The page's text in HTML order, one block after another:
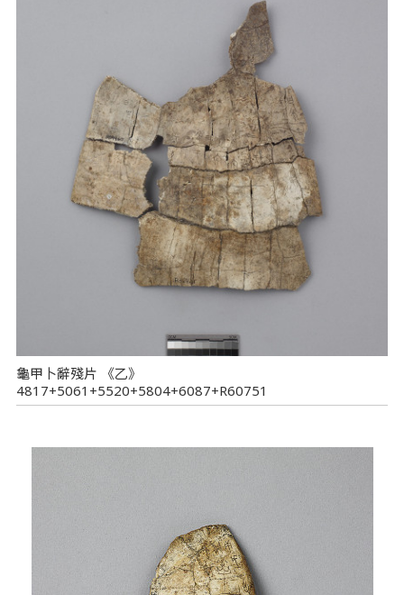
龜甲卜辭殘片 《乙》
4817+5061+5520+5804+6087+R60751